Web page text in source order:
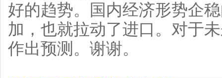
好的趋势。国内经济形势企
加，也就拉动了进口。对于
作出预测。谢谢。